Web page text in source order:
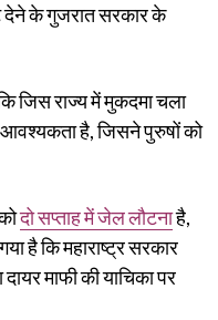
देने के गुजरात सरकार के
जिस राज्य में मुकदमा चला
है, जिसने पुरुषों को
दो सप्ताह में जेल लौटनाहै,
है कि महाराष्ट्र सरकार
दायर माफी की याचिका पर